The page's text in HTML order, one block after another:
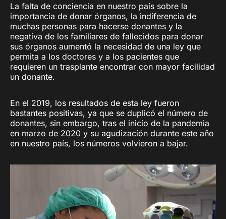
La falta de conciencia en nuestro país sobre la
importancia de donar órganos, la indiferencia de
muchas personas para hacerse donantes y la
negativa de los familiares de fallecidos para donar
sus órganos aumentó la necesidad de una ley que
permita a los doctores y a los pacientes que
requieren un trasplante encontrar con mayor facilidad
un donante.
En el 2019, los resultados de esta ley fueron
bastantes positivas, ya que se duplicó el número de
donantes, sin embargo, tras el inicio de la pandemia
en marzo de 2020 y su agudización durante este año
en nuestro país, los números volvieron a bajar.